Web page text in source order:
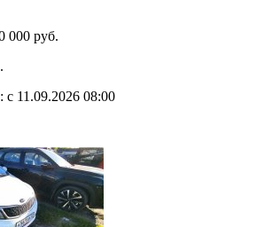
000 руб.
с 11.09.2026 08:00